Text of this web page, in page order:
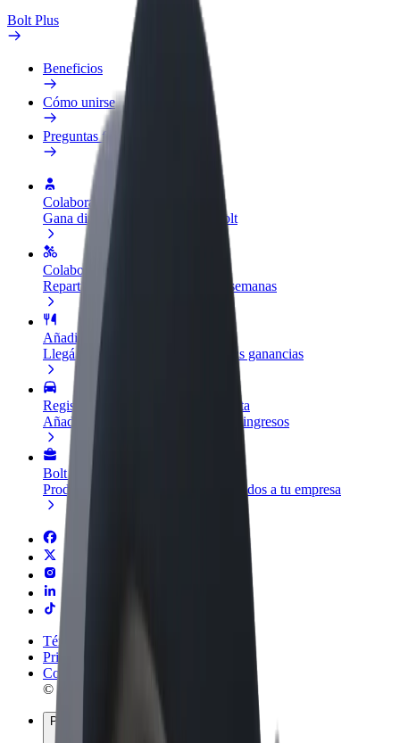
Bolt Plus
Beneficios
Cómo unirse
Preguntas frecuentes
Colaborar como conductor
Gana dinero colaborando con Bolt
Colaborar como repartidor
Repartí comida y cobrá todas las semanas
Añadir un restaurante o tienda
Llegá a más clientes y maximizá tus ganancias
Registrarse como propietario de flota
Añadí tu flota a Bolt y potenciá tus ingresos
Bolt para empresas
Productos y servicios de Bolt adaptados a tu empresa
Términos y Condiciones
Privacidad
Cookies
© 2026 Bolt Technology OÜ
Productos